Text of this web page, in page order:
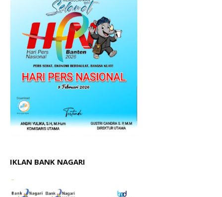
IKLAN BANK NAGARI